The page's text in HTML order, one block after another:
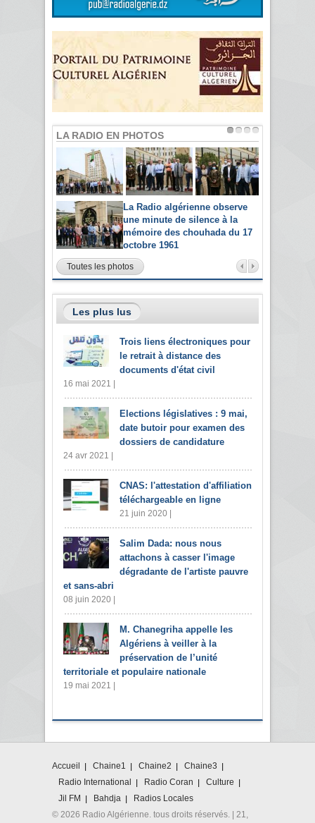
LA RADIO EN PHOTOS
La Radio algérienne observe
une minute de silence à la
mémoire des chouhada du 17
octobre 1961
Toutes les photos
Les plus lus
Trois liens électroniques pour
le retrait à distance des
documents d'état civil
16 mai 2021 |
Elections législatives : 9 mai,
date butoir pour examen des
dossiers de candidature
24 avr 2021 |
CNAS: l'attestation d'affiliation
téléchargeable en ligne
21 juin 2020 |
Salim Dada: nous nous
attachons à casser l'image
dégradante de l'artiste pauvre
et sans-abri
08 juin 2020 |
M. Chanegriha appelle les
Algériens à veiller à la
préservation de l’unité
territoriale et populaire nationale
19 mai 2021 |
Accueil Chaine1 Chaine2
Chaine3
Radio International
Radio Coran
Culture
Jil FM
Bahdja
Radios Locales
© 2026 Radio Algérienne. tous droits réservés. | 21,